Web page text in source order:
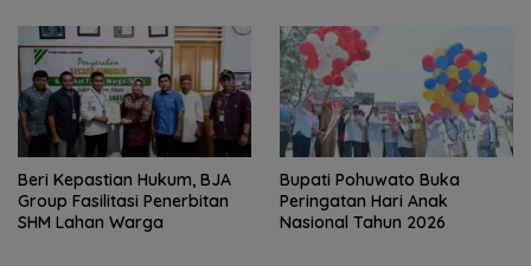
Beri Kepastian Hukum, BJA
Group Fasilitasi Penerbitan
SHM Lahan Warga
Bupati Pohuwato Buka
Peringatan Hari Anak
Nasional Tahun 2026